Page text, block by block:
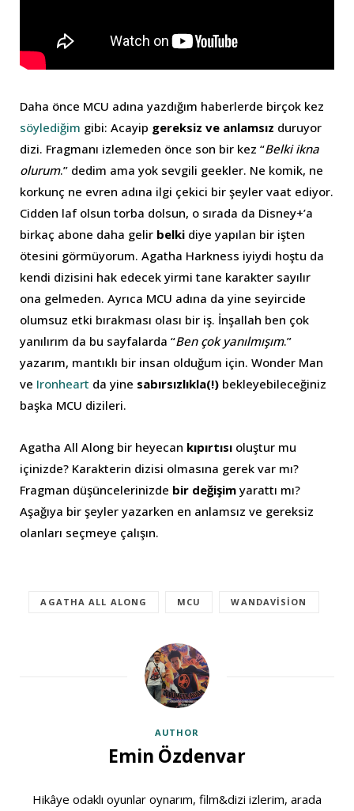
Daha önce MCU adına yazdığım haberlerde birçok kez
söylediğim gibi: Acayip gereksiz ve anlamsız duruyor
dizi. Fragmanı izlemeden önce son bir kez “Belki ikna
olurum.” dedim ama yok sevgili geekler. Ne komik, ne
korkunç ne evren adına ilgi çekici bir şeyler vaat ediyor.
Cidden laf olsun torba dolsun, o sırada da Disney+’a
birkaç abone daha gelir belki diye yapılan bir işten
ötesini görmüyorum. Agatha Harkness iyiydi hoştu da
kendi dizisini hak edecek yirmi tane karakter sayılır
ona gelmeden. Ayrıca MCU adına da yine seyircide
olumsuz etki bırakması olası bir iş. İnşallah ben çok
yanılırım da bu sayfalarda “Ben çok yanılmışım.”
yazarım, mantıklı bir insan olduğum için. Wonder Man
ve Ironheart da yine sabırsızlıkla(!) bekleyebileceğiniz
başka MCU dizileri.
Agatha All Along bir heyecan kıpırtısı oluştur mu
içinizde? Karakterin dizisi olmasına gerek var mı?
Fragman düşüncelerinizde bir değişim yarattı mı?
Aşağıya bir şeyler yazarken en anlamsız ve gereksiz
olanları seçmeye çalışın.
AGATHA ALL ALONG MCU WANDAVISION
AUTHOR
Emin Özdenvar
Hikâye odaklı oyunlar oynarım, film&dizi izlerim, arada